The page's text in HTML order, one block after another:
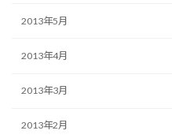
2013年5月
2013年4月
2013年3月
2013年2月